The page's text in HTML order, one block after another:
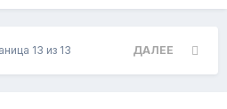
ДАЛЕЕ
13 из 13